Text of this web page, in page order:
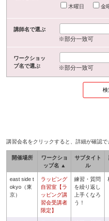
木曜日
金
講師名で選ぶ
※部分一致可
ワークショッ
プ名で選ぶ
※部分一致可
講習会名をクリックすると、詳細が確認で
開催場所
ワークショ
ップ名 ▲
サブタイト
ル
east side t
okyo（東
京）
ラッピング
自習室【ラ
ッピング講
習会受講者
限定】
練習・質問
を繰り返し
上手くなろ
う！